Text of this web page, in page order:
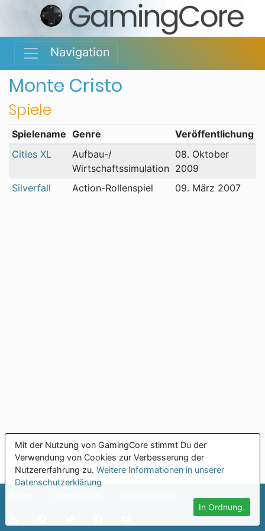
Mit der Nutzung von GamingCore stimmt Du der
Verwendung von Cookies zur Verbesserung der
Nutzererfahrung zu. Weitere Informationen in unserer
Datenschutzerklärung
In Ordnung.
Navigation
Monte Cristo
Spiele
Spielename Genre Veröffentlichung
Cities XL
Aufbau-/
Wirtschaftssimulation
08. Oktober
2009
Silverfall
Action-Rollenspiel 09. März 2007